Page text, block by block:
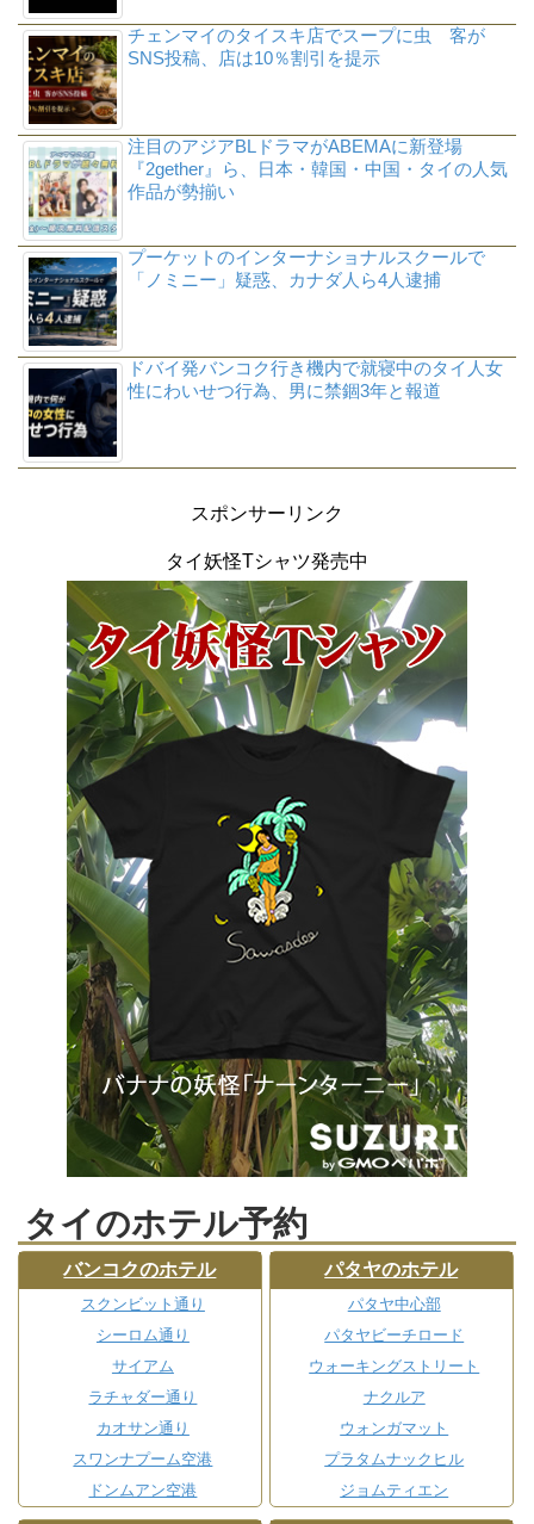
チェンマイのタイスキ店でスープに虫 客が
SNS投稿、店は10％割引を提示
注目のアジアBLドラマがABEMAに新登場
『2gether』ら、日本・韓国・中国・タイの人気
作品が勢揃い
プーケットのインターナショナルスクールで
「ノミニー」疑惑、カナダ人ら4人逮捕
ドバイ発バンコク行き機内で就寝中のタイ人女
性にわいせつ行為、男に禁錮3年と報道
スポンサーリンク
タイ妖怪Tシャツ発売中
タイのホテル予約
バンコクのホテル
スクンビット通り
シーロム通り
サイアム
ラチャダー通り
カオサン通り
スワンナプーム空港
ドンムアン空港
パタヤのホテル
パタヤ中心部
パタヤビーチロード
ウォーキングストリート
ナクルア
ウォンガマット
プラタムナックヒル
ジョムティエン